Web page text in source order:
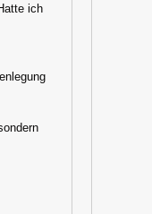
ich